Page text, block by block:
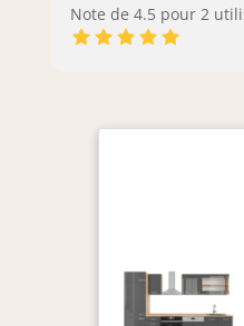
Note de 4.5 pour 2